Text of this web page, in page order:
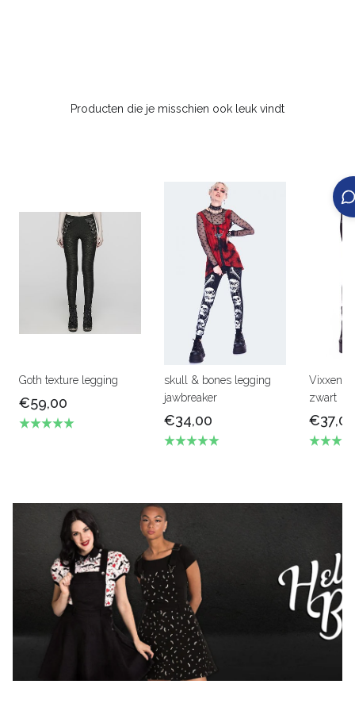
Producten die je misschien ook leuk vindt
Goth texture legging
€59,00
skull & bones legging
jawbreaker
€34,00
Vixxen
zwart
€37,00